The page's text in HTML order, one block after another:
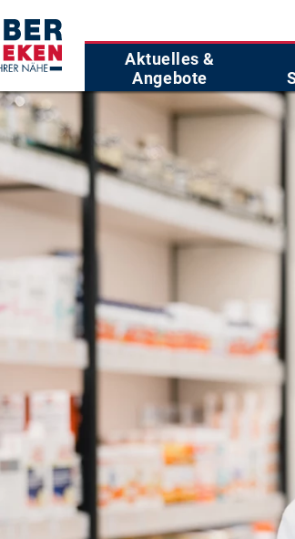
Aktuelles &
Angebote